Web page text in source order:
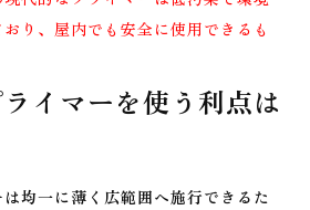
り、屋内でも安全に使用できるも
イマーを使う利点は
均一に薄く広範囲へ施行できるた